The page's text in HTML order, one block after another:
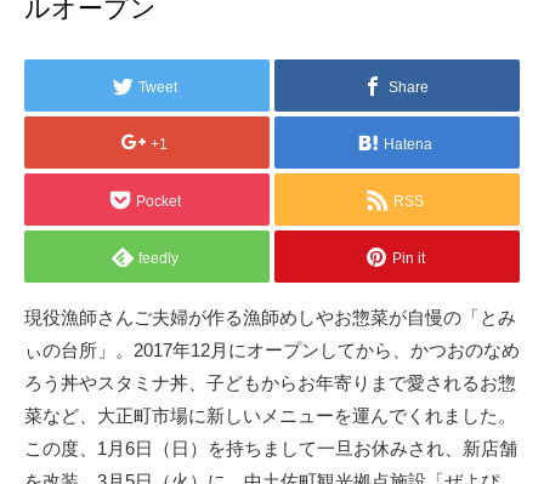
ルオープン
Tweet Share
+1 Hatena
Pocket RSS
feedly Pin it
現役漁師さんご夫婦が作る漁師めしやお惣菜が自慢の「とみ
ぃの台所」。2017年12月にオープンしてから、かつおのなめ
ろう丼やスタミナ丼、子どもからお年寄りまで愛されるお惣
菜など、大正町市場に新しいメニューを運んでくれました。
この度、1月6日（日）を持ちまして一旦お休みされ、新店舗